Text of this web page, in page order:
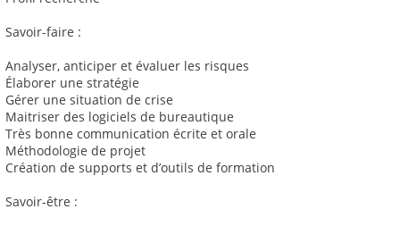
Savoir-faire :
Analyser, anticiper et évaluer les risques
Élaborer une stratégie
Gérer une situation de crise
Maitriser des logiciels de bureautique
Très bonne communication écrite et orale
Méthodologie de projet
Création de supports et d’outils de formation
Savoir-être :